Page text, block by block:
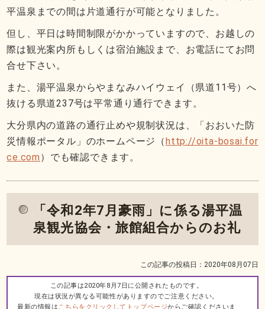
平温泉までの間は片道通行が可能となりました。
但し、平日は時間制限がかかっていますので、お越しの
際は観光案内所もしくは宿泊施設まで、お電話にてお問
合せ下さい。
また、湯平温泉からやまなみハイウェイ（県道11号）へ
抜ける県道237号は平常通り通行できます。
大分県内の道路の通行止めや規制状況は、「おおいた防
災情報ポータル」のホームページ（ http://oita-bosai.for
ce.com ）でも確認できます。
「令和2年7月豪雨」に係る湯平温
泉観光協会・旅館組合からのお礼
この記事の投稿日：2020年08月07日
この記事は2020年8月7日に公開されたものです。
現在は状況が異なる可能性がありますのでご注意ください。
最新の情報はこちらをクリックしてトップページからご確認くださいま